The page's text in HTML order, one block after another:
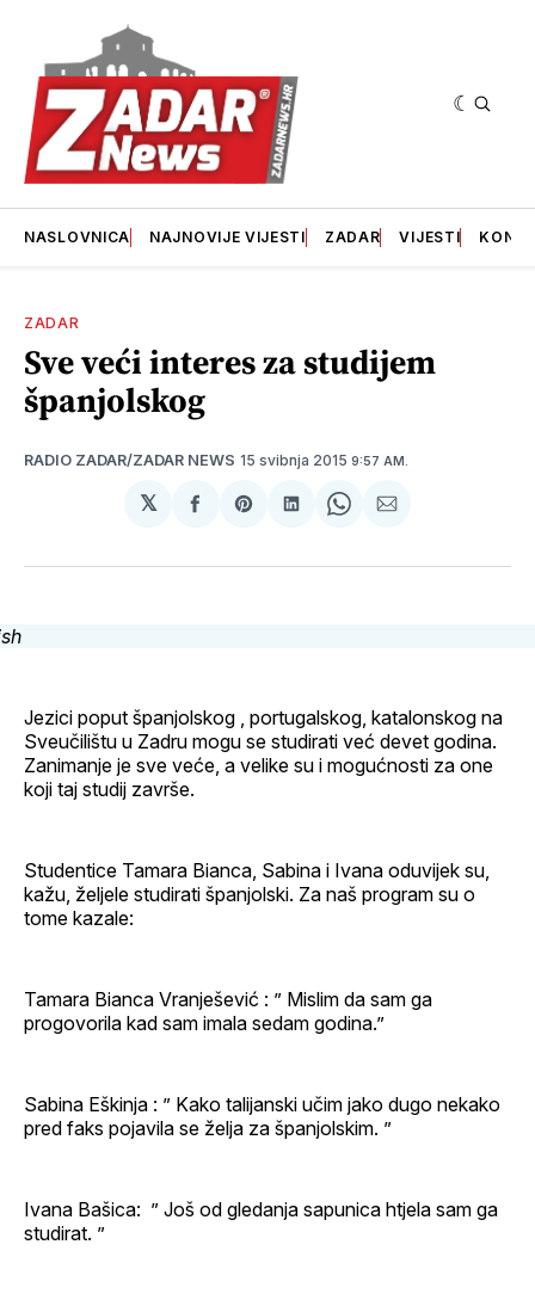
NASLOVNICA NAJNOVIJE VIJESTI ZADAR VIJESTI
ZADAR
Sve veći interes za studijem
španjolskog
RADIO ZADAR/ZADAR NEWS 15 svibnja 2015 9:57 AM.
𝕏
podijeliSharepodijeliSharepodijeli
Jezici poput španjolskog , portugalskog, katalonskog na
Sveučilištu u Zadru mogu se studirati već devet godina.
Zanimanje je sve veće, a velike su i mogućnosti za one
koji taj studij završe.
Studentice Tamara Bianca, Sabina i Ivana oduvijek su,
kažu, željele studirati španjolski. Za naš program su o
tome kazale:
Tamara Bianca Vranješević : ” Mislim da sam ga
progovorila kad sam imala sedam godina.”
Sabina Eškinja : ” Kako talijanski učim jako dugo nekako
pred faks pojavila se želja za španjolskim. ”
Ivana Bašica: ” Još od gledanja sapunica htjela sam ga
studirat. ”